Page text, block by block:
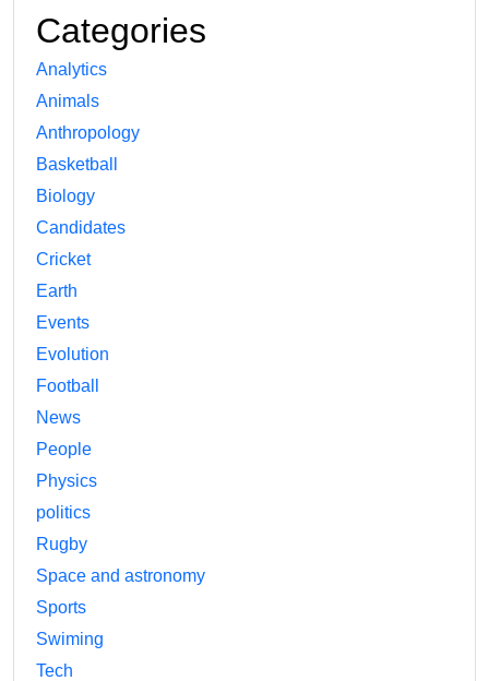
Categories
Analytics
Animals
Anthropology
Basketball
Biology
Candidates
Cricket
Earth
Events
Evolution
Football
News
People
Physics
politics
Rugby
Space and astronomy
Sports
Swiming
Tech